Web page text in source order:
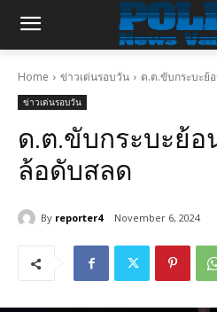
Home ข่าวเด่นรอบวัน ด.ต.ขับกระบะย้
ข่าวเด่นรอบวัน
ด.ต.ขับกระบะย้
ล้อดับสลด
By reporter4 November 6, 2024